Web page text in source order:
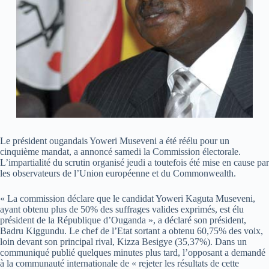
Le président ougandais Yoweri Museveni a été réélu pour un
cinquième mandat, a annoncé samedi la Commission électorale.
L’impartialité du scrutin organisé jeudi a toutefois été mise en cause par
les observateurs de l’Union européenne et du Commonwealth.
« La commission déclare que le candidat Yoweri Kaguta Museveni,
ayant obtenu plus de 50% des suffrages valides exprimés, est élu
président de la République d’Ouganda », a déclaré son président,
Badru Kiggundu. Le chef de l’Etat sortant a obtenu 60,75% des voix,
loin devant son principal rival, Kizza Besigye (35,37%). Dans un
communiqué publié quelques minutes plus tard, l’opposant a demandé
à la communauté internationale de « rejeter les résultats de cette